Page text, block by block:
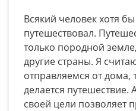
Всякий человек хотя
путешествовал.
только породной
другие страны. Я
отправляемся от дома,
делается путешествие.
своей цели позволяет